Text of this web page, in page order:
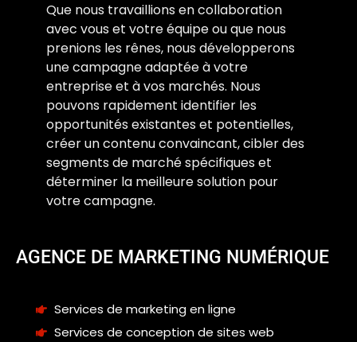
Que nous travaillions en collaboration
avec vous et votre équipe ou que nous
prenions les rênes, nous développerons
une campagne adaptée à votre
entreprise et à vos marchés. Nous
pouvons rapidement identifier les
opportunités existantes et potentielles,
créer un contenu convaincant, cibler des
segments de marché spécifiques et
déterminer la meilleure solution pour
votre campagne.
AGENCE DE MARKETING NUMÉRIQUE
Services de marketing en ligne
Services de conception de sites web